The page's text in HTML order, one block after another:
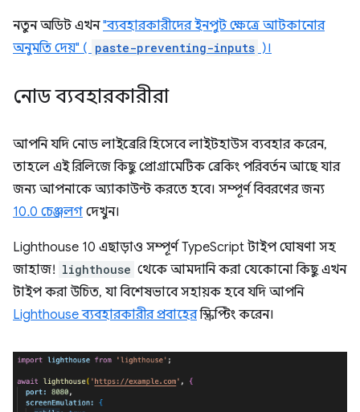
নতুন অডিট এখন"ব্যবহারকারীদের ইনপুট ক্ষেত্রে আটকানোর
অনুমতি দেয়" ( paste-preventing-inputs )।
নোড ব্যবহারকারীরা
আপনি যদি নোড লাইব্রেরি হিসেবে লাইটহাউস ব্যবহার করেন,
তাহলে এই রিলিজে কিছু প্রোগ্রামেটিক ব্রেকিং পরিবর্তন আছে যার
জন্য আপনাকে অ্যাকাউন্ট করতে হবে। সম্পূর্ণ বিবরণের জন্য
10.0 চেঞ্জলগ দেখুন।
Lighthouse 10 এছাড়াও সম্পূর্ণ TypeScript টাইপ ঘোষণা সহ
জাহাজ! lighthouse থেকে আমদানি করা যেকোনো কিছু এখন
টাইপ করা উচিত, যা বিশেষভাবে সহায়ক হবে যদি আপনি
Lighthouse ব্যবহারকারীর প্রবাহেরস্ক্রিপ্টিং করেন।